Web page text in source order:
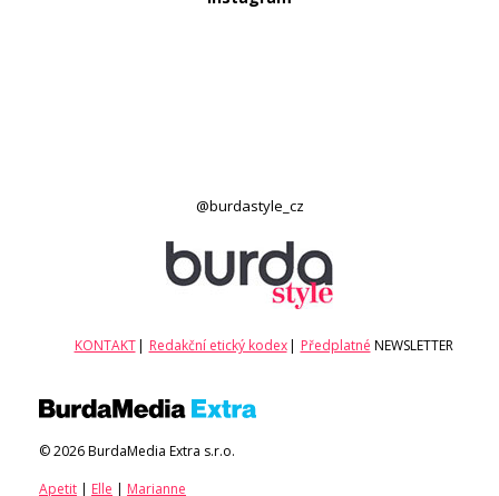
@burdastyle_cz
KONTAKT | Redakční etický kodex | Předplatné NEWSLETTER
© 2026 BurdaMedia Extra s.r.o.
Apetit | Elle | Marianne